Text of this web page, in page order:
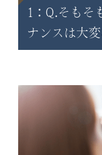
1：Q.そもそ
ナンスは大